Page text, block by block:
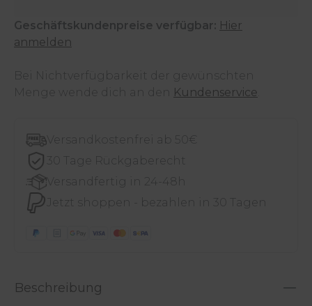
Geschäftskundenpreise verfügbar: Hier
anmelden
Bei Nichtverfügbarkeit der gewünschten
Menge wende dich an den
Kundenservice
Versandkostenfrei ab 50€
30 Tage Rückgaberecht
Versandfertig in 24-48h
Jetzt shoppen - bezahlen in 30 Tagen
Beschreibung